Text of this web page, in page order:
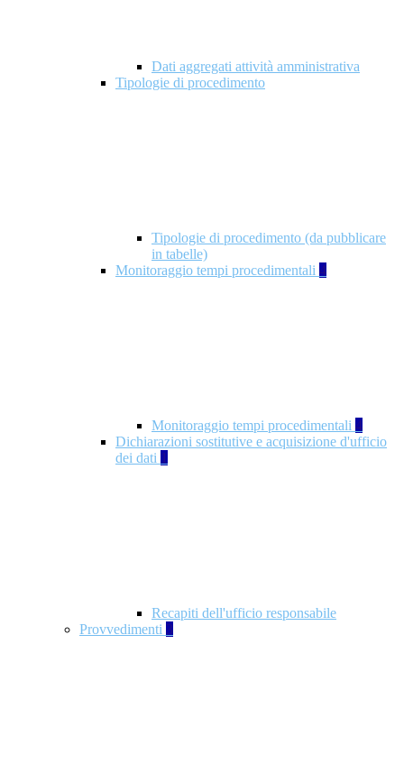
Dati aggregati attività amministrativa
Tipologie di procedimento
Tipologie di procedimento (da pubblicare
in tabelle)
Monitoraggio tempi procedimentali 4
Monitoraggio tempi procedimentali 4
Dichiarazioni sostitutive e acquisizione d'ufficio
dei dati 1
Recapiti dell'ufficio responsabile
Provvedimenti 3